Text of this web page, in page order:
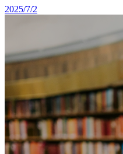
2025/7/2